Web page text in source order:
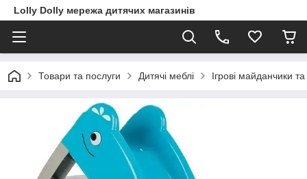
Lolly Dolly мережа дитячих магазинів
Товари та послуги Дитячі меблі Ігрові майданчики та